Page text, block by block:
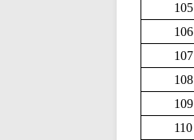
105
106
107
108
109
110